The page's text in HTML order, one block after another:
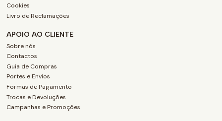
Cookies
Livro de Reclamações
APOIO AO CLIENTE
Sobre nós
Contactos
Guia de Compras
Portes e Envios
Formas de Pagamento
Trocas e Devoluções
Campanhas e Promoções